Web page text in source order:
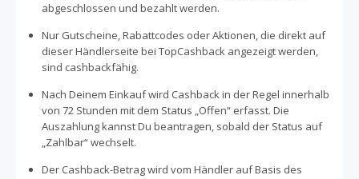
abgeschlossen und bezahlt werden.
Nur Gutscheine, Rabattcodes oder Aktionen, die direkt auf
dieser Händlerseite bei TopCashback angezeigt werden,
sind cashbackfähig.
Nach Deinem Einkauf wird Cashback in der Regel innerhalb
von 72 Stunden mit dem Status „Offen“ erfasst. Die
Auszahlung kannst Du beantragen, sobald der Status auf
„Zahlbar“ wechselt.
Der Cashback-Betrag wird vom Händler auf Basis des